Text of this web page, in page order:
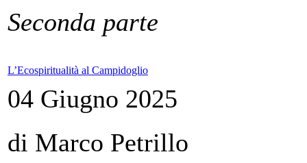
Seconda parte
L’Ecospiritualità al Campidoglio
04 Giugno 2025
di Marco Petrillo